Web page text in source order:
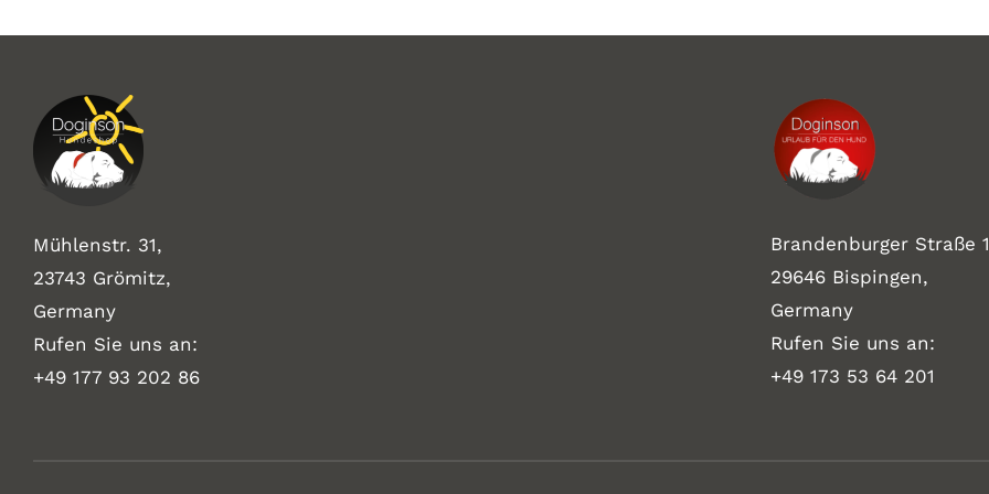
Mühlenstr. 31,
23743 Grömitz,
Germany
Rufen Sie uns an:
+49 177 93 202 86
Brandenburger Straße
29646 Bispingen,
Germany
Rufen Sie uns an:
+49 173 53 64 201